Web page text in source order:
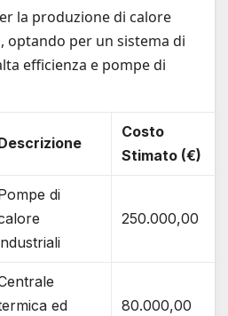
la produzione di calore
optando per un sistema di
efficienza e pompe di
Costo
Stimato (€)
di
250.000,00
ed
80.000,00